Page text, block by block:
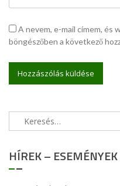
A nevem, e-mail címem, és
böngészőben a következő
Keresés:
HÍREK – ESEMÉNYEK